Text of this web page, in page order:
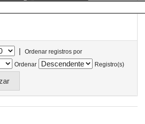
|
Ordenar registros por
Ordenar
Registro(s)